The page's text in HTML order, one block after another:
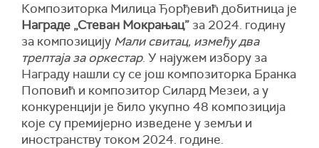
Композиторка Милица Ђорђевић добитница је
Награде „Стеван Мокрањац” за 2024. годину
за композицију Мали свитац, између два
трептаја за оркестар. У најужем избору за
Награду нашли су се још композиторка Бранка
Поповић и композитор Силард Мезеи, а у
конкуренцији је било укупно 48 композиција
које су премијерно изведене у земљи и
иностранству током 2024. године.